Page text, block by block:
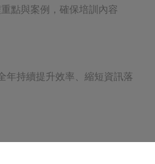
點與案例，確保培訓內容
年持續提升效率、縮短資訊落